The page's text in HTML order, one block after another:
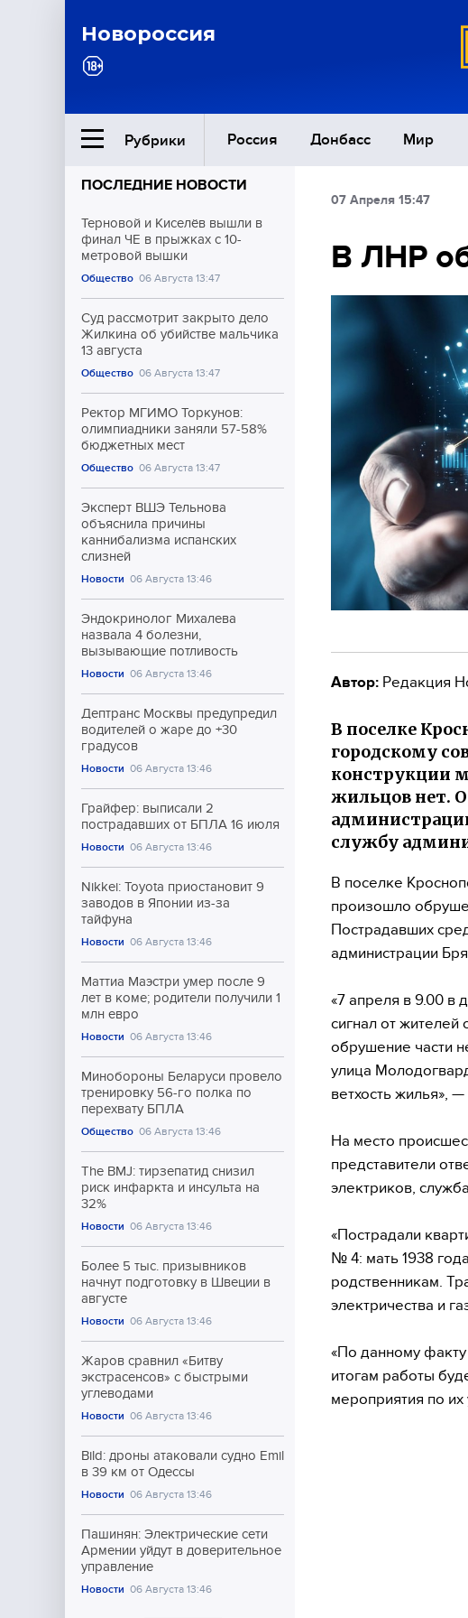
Новороссия
Рубрики Россия Донбасс Мир
Ближний Восток
Общество
Культура
ПОСЛЕДНИЕ НОВОСТИ
Терновой и Киселёв вышли в
финал ЧЕ в прыжках с 10-
метровой вышки
Общество 06 Августа 13:47
Суд рассмотрит закрыто дело
Жилкина об убийстве мальчика
13 августа
Общество 06 Августа 13:47
Ректор МГИМО Торкунов:
олимпиадники заняли 57-58%
бюджетных мест
Общество 06 Августа 13:47
Эксперт ВШЭ Тельнова
объяснила причины
каннибализма испанских
слизней
Новости 06 Августа 13:46
Эндокринолог Михалева
назвала 4 болезни,
вызывающие потливость
Новости 06 Августа 13:46
Дептранс Москвы предупредил
водителей о жаре до +30
градусов
Новости 06 Августа 13:46
Грайфер: выписали 2
пострадавших от БПЛА 16 июля
Новости 06 Августа 13:46
Nikkei: Toyota приостановит 9
заводов в Японии из-за
тайфуна
Новости 06 Августа 13:46
Маттиа Маэстри умер после 9
лет в коме; родители получили 1
млн евро
Новости 06 Августа 13:46
Минобороны Беларуси провело
тренировку 56-го полка по
перехвату БПЛА
Общество 06 Августа 13:46
The BMJ: тирзепатид снизил
риск инфаркта и инсульта на
32%
Новости 06 Августа 13:46
Более 5 тыс. призывников
начнут подготовку в Швеции в
августе
Новости 06 Августа 13:46
Жаров сравнил «Битву
экстрасенсов» с быстрыми
углеводами
Новости 06 Августа 13:46
Bild: дроны атаковали судно Emil
в 39 км от Одессы
Новости 06 Августа 13:46
Пашинян: Электрические сети
Армении уйдут в доверительное
управление
Новости 06 Августа 13:46
07 Апреля 15:47
В ЛНР
Автор: Редакция
В поселке
городскому
конструкции
жильцов нет.
службу
В поселке
произошло
Пострадавших
администрации
«7 апреля в 9.00 в
сигнал от жителей
обрушение части
улица
ветхость жилья»,
На место
представители
электриков, служба
«Пострадали
№ 4: мать 1938
родственникам.
электричества и
«По данному
итогам работы
мероприятия по их